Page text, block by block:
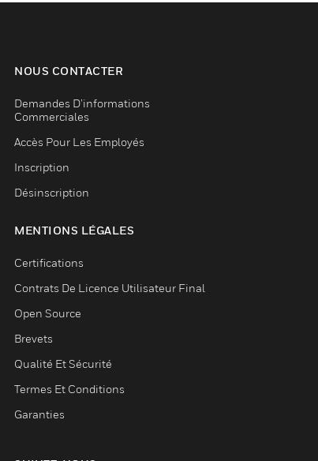
NOUS CONTACTER
Demandes D’informations
Commerciales
Accès Pour Les Employés
Inscription
Désinscription
MENTIONS LÉGALES
Certifications
Contrats De Licence Utilisateur Final
Open Source
Brevets
Qualité Et Sécurité
Termes Et Conditions
Garanties